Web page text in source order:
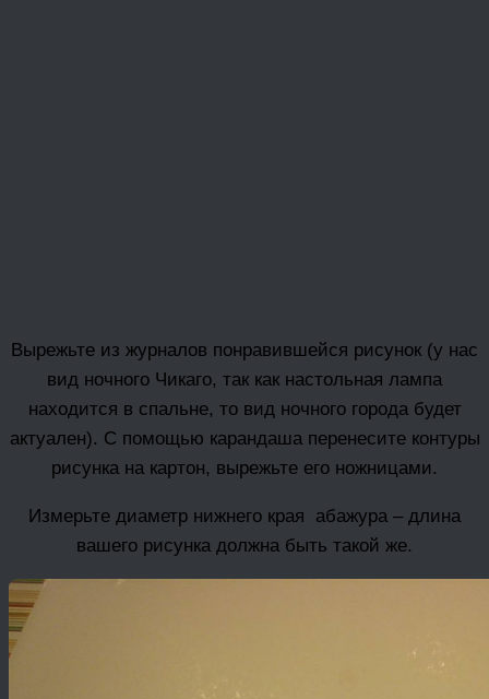
Вырежьте из журналов понравившейся рисунок (у нас
вид ночного Чикаго, так как настольная лампа
находится в спальне, то вид ночного города будет
актуален). С помощью карандаша перенесите контуры
рисунка на картон, вырежьте его ножницами.
Измерьте диаметр нижнего края абажура – длина
вашего рисунка должна быть такой же.